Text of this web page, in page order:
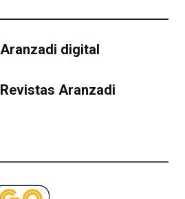
Aranzadi digital
Revistas Aranzadi